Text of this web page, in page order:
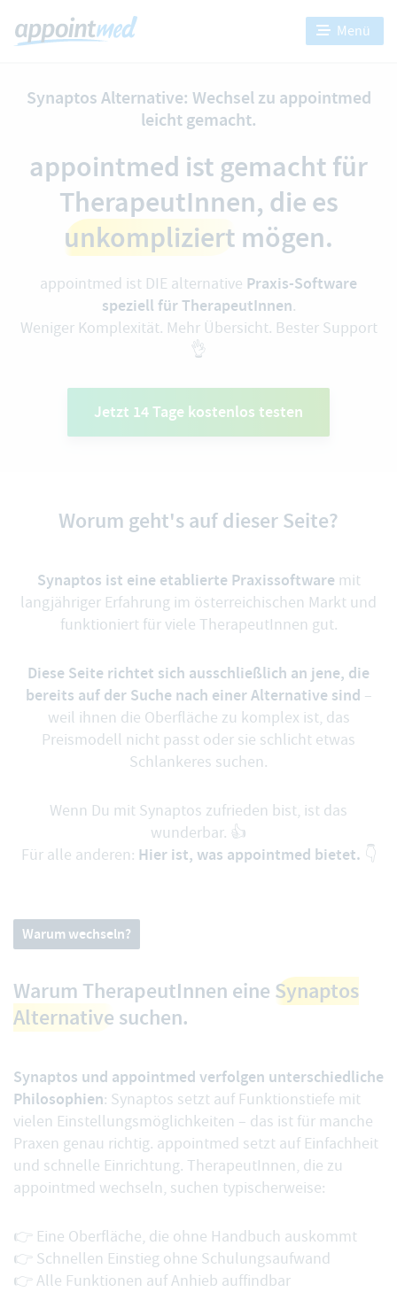
Menü
Synaptos Alternative: Wechsel zu appointmed
leicht gemacht.
appointmed ist gemacht für
TherapeutInnen, die es
unkompliziert mögen.
appointmed ist DIE alternative Praxis-Software
speziell für TherapeutInnen.
Weniger Komplexität. Mehr Übersicht. Bester Support
👌
Jetzt 14 Tage kostenlos testen
Worum geht's auf dieser Seite?
Synaptos ist eine etablierte Praxissoftware mit
langjähriger Erfahrung im österreichischen Markt und
funktioniert für viele TherapeutInnen gut.
Diese Seite richtet sich ausschließlich an jene, die
bereits auf der Suche nach einer Alternative sind –
weil ihnen die Oberfläche zu komplex ist, das
Preismodell nicht passt oder sie schlicht etwas
Schlankeres suchen.
Wenn Du mit Synaptos zufrieden bist, ist das
wunderbar. 👍
Für alle anderen: Hier ist, was appointmed bietet. 👇
Warum wechseln?
Warum TherapeutInnen eine Synaptos
Alternative suchen.
Synaptos und appointmed verfolgen unterschiedliche
Philosophien: Synaptos setzt auf Funktionstiefe mit
vielen Einstellungsmöglichkeiten – das ist für manche
Praxen genau richtig. appointmed setzt auf Einfachheit
und schnelle Einrichtung. TherapeutInnen, die zu
appointmed wechseln, suchen typischerweise:
👉 Eine Oberfläche, die ohne Handbuch auskommt
👉 Schnellen Einstieg ohne Schulungsaufwand
👉 Alle Funktionen auf Anhieb auffindbar